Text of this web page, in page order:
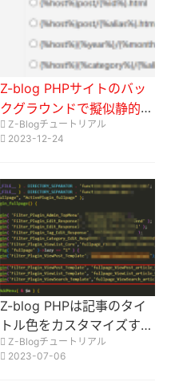
Z-blog PHPサイトのバッ
クグラウンドで擬似静的U
RL設定スキームを開く
Z-Blogチュートリアル
2023-12-24
Z-blog PHPは記事のタイ
トル色をカスタマイズする
方法？
Z-Blogチュートリアル
2023-07-06